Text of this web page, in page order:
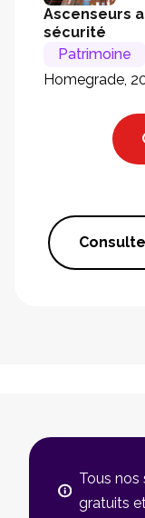
Ascenseurs
sécurité
Patrimoine
Homegrade,
Tous
gratuits